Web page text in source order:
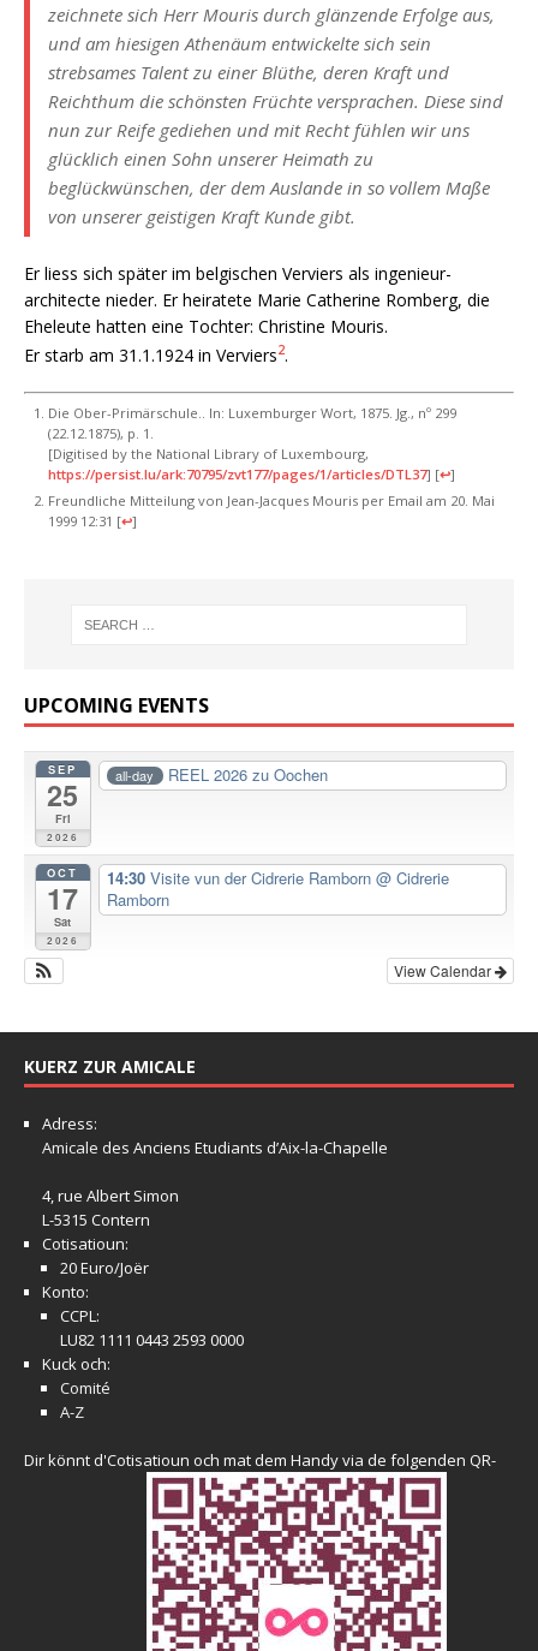
zeichnete sich Herr Mouris durch glänzende Erfolge aus,
und am hiesigen Athenäum entwickelte sich sein
strebsames Talent zu einer Blüthe, deren Kraft und
Reichthum die schönsten Früchte versprachen. Diese sind
nun zur Reife gediehen und mit Recht fühlen wir uns
glücklich einen Sohn unserer Heimath zu
beglückwünschen, der dem Auslande in so vollem Maße
von unserer geistigen Kraft Kunde gibt.
Er liess sich später im belgischen Verviers als ingenieur-
architecte nieder. Er heiratete Marie Catherine Romberg, die
Eheleute hatten eine Tochter: Christine Mouris.
Er starb am 31.1.1924 in Verviers2.
Die Ober-Primärschule.. In: Luxemburger Wort, 1875. Jg., nº 299
(22.12.1875), p. 1.
[Digitised by the National Library of Luxembourg,
https://persist.lu/ark:70795/zvt177/pages/1/articles/DTL37] [↩]
Freundliche Mitteilung von Jean-Jacques Mouris per Email am 20. Mai
1999 12:31 [↩]
UPCOMING EVENTS
SEP
25
Fri
2026
all-day REEL 2026 zu Oochen
OCT
17
Sat
2026
14:30 Visite vun der Cidrerie Ramborn @ Cidrerie
Ramborn
View Calendar
KUERZ ZUR AMICALE
Adress:
Amicale des Anciens Etudiants d’Aix-la-Chapelle
4, rue Albert Simon
L-5315 Contern
Cotisatioun:
20 Euro/Joër
Konto:
CCPL:
LU82 1111 0443 2593 0000
Kuck och:
Comité
A-Z
Dir könnt d'Cotisatioun och mat dem Handy via de folgenden QR-